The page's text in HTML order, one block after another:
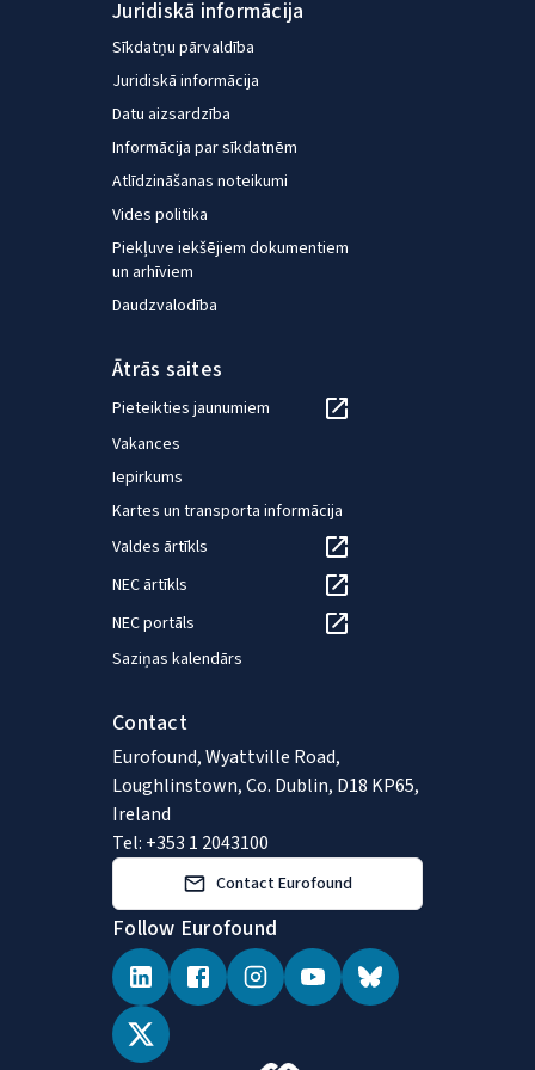
Juridiskā informācija
Sīkdatņu pārvaldība
Juridiskā informācija
Datu aizsardzība
Informācija par sīkdatnēm
Atlīdzināšanas noteikumi
Vides politika
Piekļuve iekšējiem dokumentiem
un arhīviem
Daudzvalodība
Ātrās saites
Pieteikties jaunumiem
Vakances
Iepirkums
Kartes un transporta informācija
Valdes ārtīkls
NEC ārtīkls
NEC portāls
Saziņas kalendārs
Contact
Eurofound, Wyattville Road,
Loughlinstown, Co. Dublin, D18 KP65,
Ireland
Tel: +353 1 2043100
Contact Eurofound
Follow Eurofound